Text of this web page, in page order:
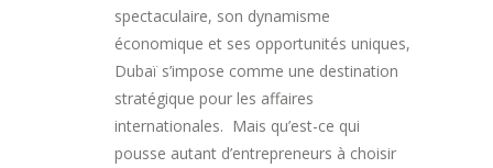
spectaculaire, son dynamisme
économique et ses opportunités uniques,
Dubaï s’impose comme une destination
stratégique pour les affaires
internationales. Mais qu’est-ce qui
pousse autant d’entrepreneurs à choisir